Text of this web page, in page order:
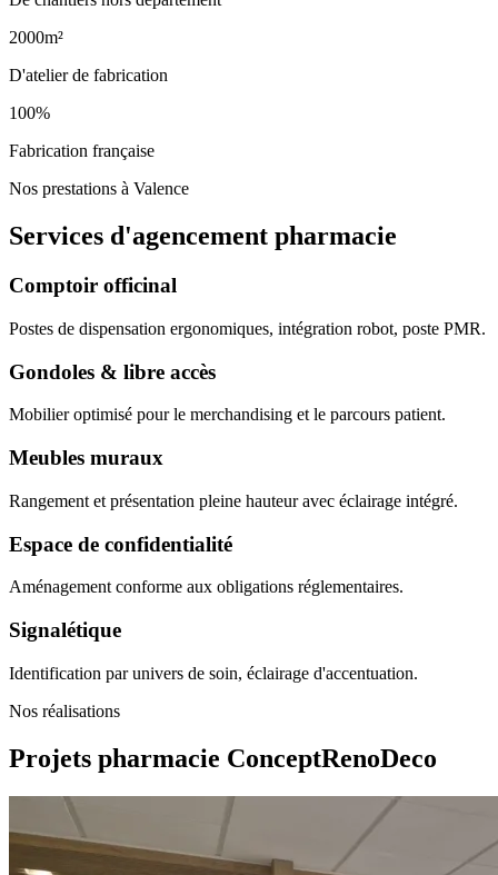
2000m²
D'atelier de fabrication
100%
Fabrication française
Nos prestations à Valence
Services d'agencement pharmacie
Comptoir officinal
Postes de dispensation ergonomiques, intégration robot, poste PMR.
Gondoles & libre accès
Mobilier optimisé pour le merchandising et le parcours patient.
Meubles muraux
Rangement et présentation pleine hauteur avec éclairage intégré.
Espace de confidentialité
Aménagement conforme aux obligations réglementaires.
Signalétique
Identification par univers de soin, éclairage d'accentuation.
Nos réalisations
Projets pharmacie ConceptRenoDeco